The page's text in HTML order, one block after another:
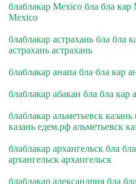
блаблакар Mexico бла бла
Mexico
блаблакар астрахань бла бла
астрахань астрахань
блаблакар анапа бла бла кар
блаблакар абакан бла бла кар
блаблакар альметьевск
казань едем.рф альметьевск
блаблакар архангельск бла
архангельск архангельск
блаблакар александрия бла